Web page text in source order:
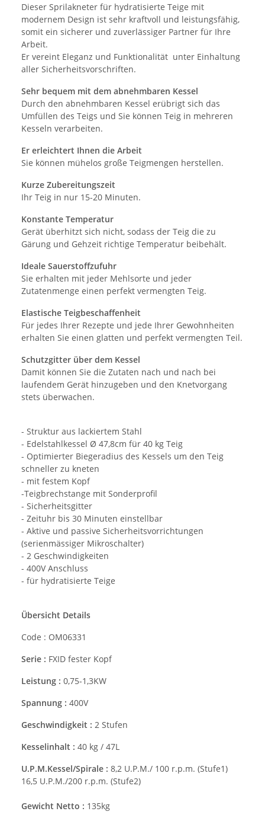
Dieser Sprilakneter für hydratisierte Teige mit
modernem Design ist sehr kraftvoll und leistungsfähig,
somit ein sicherer und zuverlässiger Partner für Ihre
Arbeit.
Er vereint Eleganz und Funktionalität unter Einhaltung
aller Sicherheitsvorschriften.
Sehr bequem mit dem abnehmbaren Kessel
Durch den abnehmbaren Kessel erübrigt sich das
Umfüllen des Teigs und Sie können Teig in mehreren
Kesseln verarbeiten.
Er erleichtert Ihnen die Arbeit
Sie können mühelos große Teigmengen herstellen.
Kurze Zubereitungszeit
Ihr Teig in nur 15-20 Minuten.
Konstante Temperatur
Gerät überhitzt sich nicht, sodass der Teig die zu
Gärung und Gehzeit richtige Temperatur beibehält.
Ideale Sauerstoffzufuhr
Sie erhalten mit jeder Mehlsorte und jeder
Zutatenmenge einen perfekt vermengten Teig.
Elastische Teigbeschaffenheit
Für jedes Ihrer Rezepte und jede Ihrer Gewohnheiten
erhalten Sie einen glatten und perfekt vermengten Teil.
Schutzgitter über dem Kessel
Damit können Sie die Zutaten nach und nach bei
laufendem Gerät hinzugeben und den Knetvorgang
stets überwachen.
- Struktur aus lackiertem Stahl
- Edelstahlkessel Ø 47,8cm für 40 kg Teig
- Optimierter Biegeradius des Kessels um den Teig
schneller zu kneten
- mit festem Kopf
-Teigbrechstange mit Sonderprofil
- Sicherheitsgitter
- Zeituhr bis 30 Minuten einstellbar
- Aktive und passive Sicherheitsvorrichtungen
(serienmässiger Mikroschalter)
- 2 Geschwindigkeiten
- 400V Anschluss
- für hydratisierte Teige
Übersicht Details
Code : OM06331
Serie : FXID fester Kopf
Leistung : 0,75-1,3KW
Spannung : 400V
Geschwindigkeit : 2 Stufen
Kesselinhalt : 40 kg / 47L
U.P.M.Kessel/Spirale : 8,2 U.P.M./ 100 r.p.m. (Stufe1)
16,5 U.P.M./200 r.p.m. (Stufe2)
Gewicht Netto : 135kg